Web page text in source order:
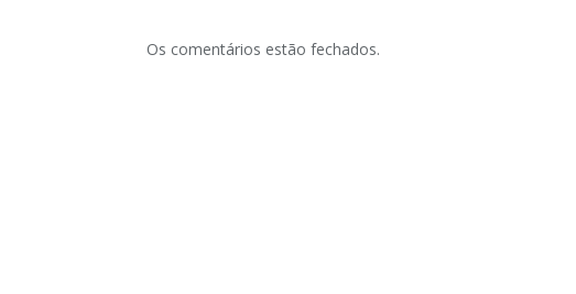
Os comentários estão fechados.